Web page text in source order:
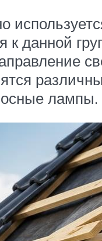
к данной
лампы.